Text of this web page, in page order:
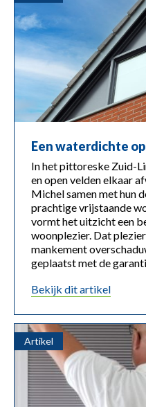
Een waterdichte
In het pittoreske Zuid-
en open velden elkaar
Michel samen met hun
prachtige vrijstaande
vormt het uitzicht een
woonplezier. Dat
mankement
geplaatst met de
bekijk dit artikel
Artikel